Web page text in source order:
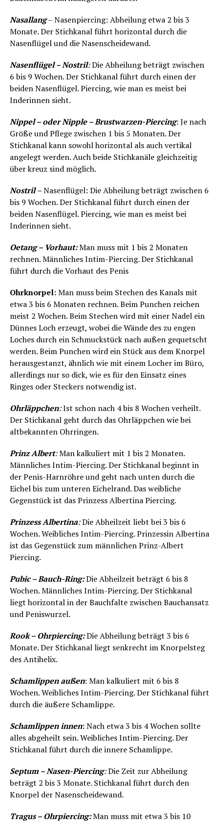
Nasallang– Nasenpiercing: Abheilung etwa 2 bis 3
Monate. Der Stichkanal führt horizontal durch die
Nasenflügel und die Nasenscheidewand.
Nasenflügel – Nostril:Die Abheilung beträgt zwischen
6 bis 9 Wochen. Der Stichkanal führt durch einen der
beiden Nasenflügel. Piercing, wie man es meist bei
Inderinnen sieht.
Nippel – oder Nipple – Brustwarzen-Piercing: Je nach
Größe und Pflege zwischen 1 bis 5 Monaten. Der
Stichkanal kann sowohl horizontal als auch vertikal
angelegt werden. Auch beide Stichkanäle gleichzeitig
über kreuz sind möglich.
Nostril–Nasenflügel: Die Abheilung beträgt zwischen 6
bis 9 Wochen. Der Stichkanal führt durch einen der
beiden Nasenflügel. Piercing, wie man es meist bei
Inderinnen sieht.
Oetang – Vorhaut:Man muss mit 1 bis 2 Monaten
rechnen. Männliches Intim-Piercing. Der Stichkanal
führt durch die Vorhaut des Penis
Ohrknorpel:Man muss beim Stechen des Kanals mit
etwa 3 bis 6 Monaten rechnen. Beim Punchen reichen
meist 2 Wochen. Beim Stechen wird mit einer Nadel ein
Dünnes Loch erzeugt, wobei die Wände des zu engen
Loches durch ein Schmuckstück nach außen gequetscht
werden. Beim Punchen wird ein Stück aus dem Knorpel
herausgestanzt, ähnlich wie mit einem Locher im Büro,
allerdings nur so dick, wie es für den Einsatz eines
Ringes oder Steckers notwendig ist.
Ohrläppchen:Ist schon nach 4 bis 8 Wochen verheilt.
Der Stichkanal geht durch das Ohrläppchen wie bei
altbekannten Ohrringen.
Prinz Albert:Man kalkuliert mit 1 bis 2 Monaten.
Männliches Intim-Piercing. Der Stichkanal beginnt in
der Penis-Harnröhre und geht nach unten durch die
Eichel bis zum unteren Eichelrand. Das weibliche
Gegenstück ist das Prinzess Albertina Piercing.
Prinzess Albertina:Die Abheilzeit liebt bei 3 bis 6
Wochen. Weibliches Intim-Piercing. Prinzessin Albertina
ist das Gegenstück zum männlichen Prinz-Albert
Piercing.
Pubic – Bauch-Ring:Die Abheilzeit beträgt 6 bis 8
Wochen. Männliches Intim-Piercing. Der Stichkanal
liegt horizontal in der Bauchfalte zwischen Bauchansatz
und Peniswurzel.
Rook – Ohrpiercing:Die Abheilung beträgt 3 bis 6
Monate. Der Stichkanal liegt senkrecht im Knorpelsteg
des Antihelix.
Schamlippen außen: Man kalkuliert mit 6 bis 8
Wochen. Weibliches Intim-Piercing. Der Stichkanal führt
durch die äußere Schamlippe.
Schamlippen innen:Nach etwa 3 bis 4 Wochen sollte
alles abgeheilt sein. Weibliches Intim-Piercing. Der
Stichkanal führt durch die innere Schamlippe.
Septum – Nasen-Piercing:Die Zeit zur Abheilung
beträgt 2 bis 3 Monate. Stichkanal führt durch den
Knorpel der Nasenscheidewand.
Tragus – Ohrpiercing:Man muss mit etwa 3 bis 10